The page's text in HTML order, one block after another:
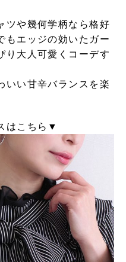
ツや幾何学柄なら格好
もエッジの効いたガー
り大人可愛くコーデす
いい甘辛バランスを楽
はこちら▼